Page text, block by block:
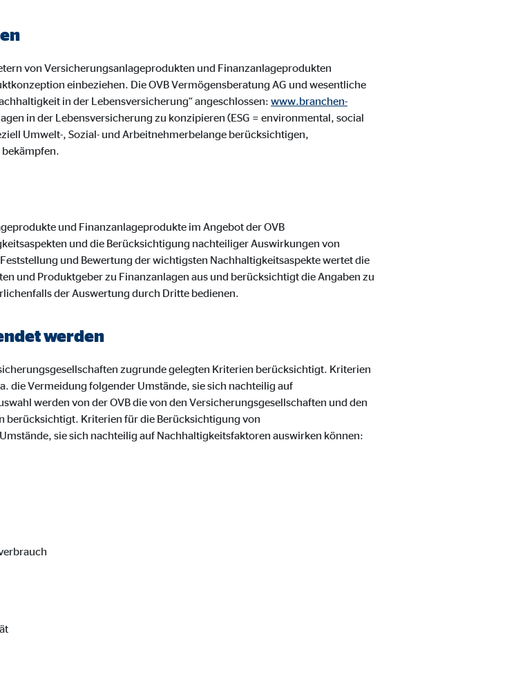
von Versicherungsanlageprodukten und Finanzanlageprodukten
einbeziehen. Die OVB Vermögensberatung AG und wesentliche
in der Lebensversicherung“ angeschlossen: www.branchen-
in der Lebensversicherung zu konzipieren (ESG = environmental, social
Umwelt-, Sozial- und Arbeitnehmerbelange berücksichtigen,
und Finanzanlageprodukte im Angebot der OVB
und die Berücksichtigung nachteiliger Auswirkungen von
und Bewertung der wichtigsten Nachhaltigkeitsaspekte wertet die
und Produktgeber zu Finanzanlagen aus und berücksichtigt die Angaben zu
der Auswertung durch Dritte bedienen.
werden
zugrunde gelegten Kriterien berücksichtigt. Kriterien
die Vermeidung folgender Umstände, sie sich nachteilig auf
werden von der OVB die von den Versicherungsgesellschaften und den
berücksichtigt. Kriterien für die Berücksichtigung von
sie sich nachteilig auf Nachhaltigkeitsfaktoren auswirken können: